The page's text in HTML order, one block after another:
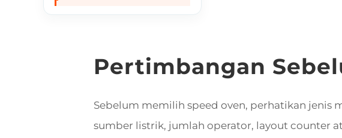
Pertimbangan
Sebelum memilih speed oven, perhatikan jenis
sumber listrik, jumlah operator, layout counter